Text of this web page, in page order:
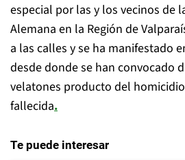
especial por las y los vecinos de
Alemana en la Región de
a las calles y se ha manifestado
desde donde se han convocado
velatones producto del
fallecida.
Te puede interesar